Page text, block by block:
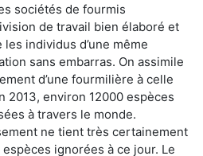
sociétés de fourmis
de travail bien élaboré et
individus d’une même
sans embarras. On assimile
d’une fourmilière à celle
2013, environ 12000 espèces
à travers le monde.
ne tient très certainement
ignorées à ce jour. Le